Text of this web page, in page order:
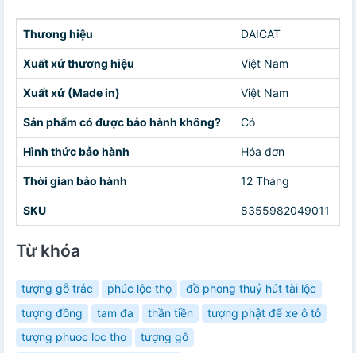
Thương hiệu DAICAT
Xuất xứ thương hiệu Việt Nam
Xuất xứ (Made in) Việt Nam
Sản phẩm có được bảo hành không? Có
Hình thức bảo hành Hóa đơn
Thời gian bảo hành 12 Tháng
SKU 8355982049011
Từ khóa
tượng gỗ trắc phúc lộc thọ
đồ phong thuỷ hút tài lộc
tượng đồng
tam đa thần tiền
tượng phật để xe ô tô
tượng phuoc loc tho
tượng gỗ